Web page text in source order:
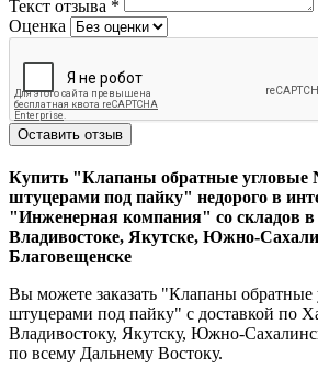
Текст отзыва *
Оценка
Оставить отзыв
Купить "Клапаны обратные угловые
штуцерами под пайку" недорого в
"Инженерная компания" со складов в
Владивостоке, Якутске, Южно-
Благовещенске
Вы можете заказать "Клапаны обратные
штуцерами под пайку" с доставкой по
Владивостоку, Якутску, Южно-
по всему Дальнему Востоку.